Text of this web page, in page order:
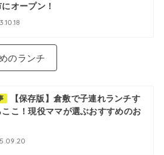
オープン！
のランチ
【保存版】倉敷で子連れランチす
ここ！現役ママが選ぶおすすめのお